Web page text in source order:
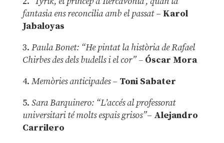
fantasia ens reconcilia amb el passat– Karol
Jabaloyas
3. Paula Bonet: “He pintat la història de Rafael
Chirbes des dels budells i el cor” –Óscar Mora
4. Memòries anticipades– Toni Sabater
5. Sara Barquinero: “L’accés al professorat
universitari té molts espais grisos”– Alejandro
Carrilero